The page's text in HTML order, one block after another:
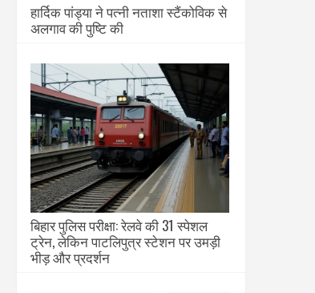
हार्दिक पांड्या ने पत्नी नताशा स्टैंकोविक से
अलगाव की पुष्टि की
बिहार पुलिस परीक्षा: रेलवे की 31 स्पेशल
ट्रेन, लेकिन पाटलिपुत्र स्टेशन पर उमड़ी
भीड़ और प्रदर्शन